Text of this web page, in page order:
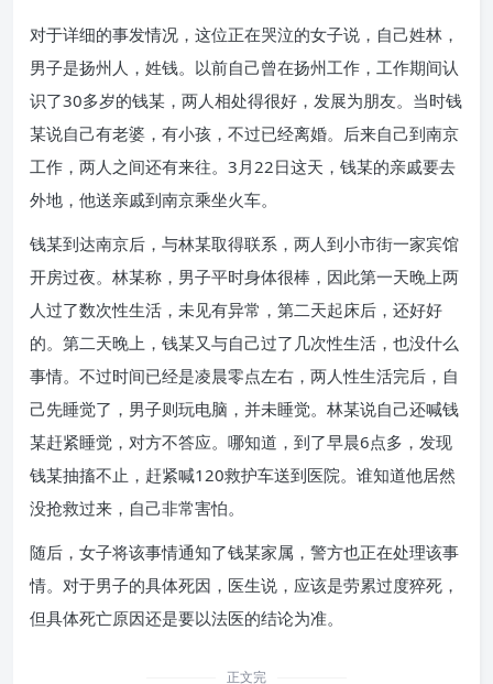
对于详细的事发情况，这位正在哭泣的女子说，自己姓林，
男子是扬州人，姓钱。以前自己曾在扬州工作，工作期间认
识了30多岁的钱某，两人相处得很好，发展为朋友。当时钱
某说自己有老婆，有小孩，不过已经离婚。后来自己到南京
工作，两人之间还有来往。3月22日这天，钱某的亲戚要去
外地，他送亲戚到南京乘坐火车。
钱某到达南京后，与林某取得联系，两人到小市街一家宾馆
开房过夜。林某称，男子平时身体很棒，因此第一天晚上两
人过了数次性生活，未见有异常，第二天起床后，还好好
的。第二天晚上，钱某又与自己过了几次性生活，也没什么
事情。不过时间已经是凌晨零点左右，两人性生活完后，自
己先睡觉了，男子则玩电脑，并未睡觉。林某说自己还喊钱
某赶紧睡觉，对方不答应。哪知道，到了早晨6点多，发现
钱某抽搐不止，赶紧喊120救护车送到医院。谁知道他居然
没抢救过来，自己非常害怕。
随后，女子将该事情通知了钱某家属，警方也正在处理该事
情。对于男子的具体死因，医生说，应该是劳累过度猝死，
但具体死亡原因还是要以法医的结论为准。
正文完